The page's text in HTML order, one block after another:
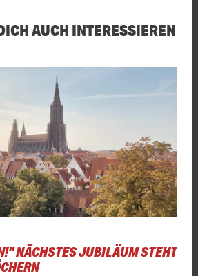
AUCH INTERESSIEREN
NÄCHSTES JUBILÄUM STEHT